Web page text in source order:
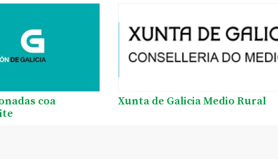
coa
Xunta de Galicia Medio Rural